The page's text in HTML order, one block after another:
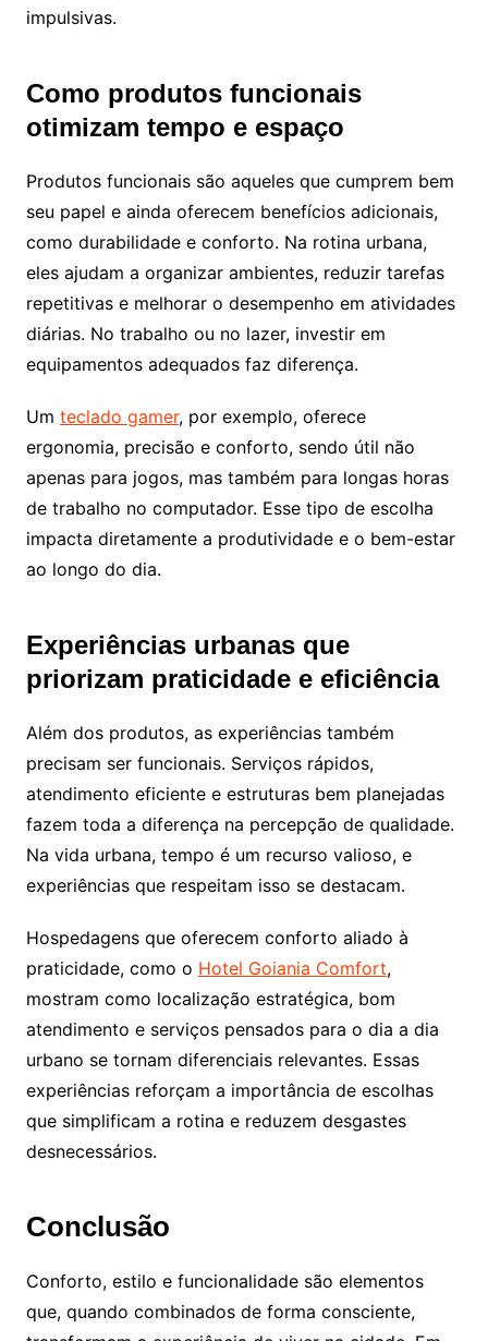
impulsivas.
Como produtos funcionais
otimizam tempo e espaço
Produtos funcionais são aqueles que cumprem bem
seu papel e ainda oferecem benefícios adicionais,
como durabilidade e conforto. Na rotina urbana,
eles ajudam a organizar ambientes, reduzir tarefas
repetitivas e melhorar o desempenho em atividades
diárias. No trabalho ou no lazer, investir em
equipamentos adequados faz diferença.
Um teclado gamer, por exemplo, oferece
ergonomia, precisão e conforto, sendo útil não
apenas para jogos, mas também para longas horas
de trabalho no computador. Esse tipo de escolha
impacta diretamente a produtividade e o bem-estar
ao longo do dia.
Experiências urbanas que
priorizam praticidade e eficiência
Além dos produtos, as experiências também
precisam ser funcionais. Serviços rápidos,
atendimento eficiente e estruturas bem planejadas
fazem toda a diferença na percepção de qualidade.
Na vida urbana, tempo é um recurso valioso, e
experiências que respeitam isso se destacam.
Hospedagens que oferecem conforto aliado à
praticidade, como o Hotel Goiania Comfort,
mostram como localização estratégica, bom
atendimento e serviços pensados para o dia a dia
urbano se tornam diferenciais relevantes. Essas
experiências reforçam a importância de escolhas
que simplificam a rotina e reduzem desgastes
desnecessários.
Conclusão
Conforto, estilo e funcionalidade são elementos
que, quando combinados de forma consciente,